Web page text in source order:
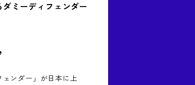
ミーディフェンダー
ェンダー」が日本に上